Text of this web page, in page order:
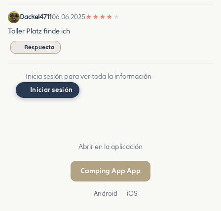
Dackel471106.06.2025★ ★ ★ ★ ★
Toller Platz finde ich
Respuesta
Inicia sesión para ver toda la información
Iniciar sesión
Abrir en la aplicación
Camping App App
Android iOS